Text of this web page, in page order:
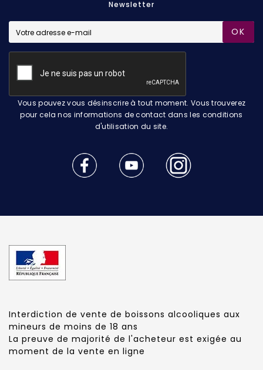
Newsletter
OK
Vous pouvez vous désinscrire à tout moment. Vous trouverez
pour cela nos informations de contact dans les conditions
d'utilisation du site.
Interdiction de vente de boissons alcooliques aux
mineurs de moins de 18 ans
La preuve de majorité de l'acheteur est exigée au
moment de la vente en ligne